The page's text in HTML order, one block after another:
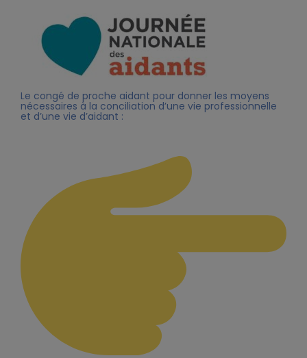
Le congé de proche aidant pour donner les moyens
nécessaires à la conciliation d’une vie professionnelle
et d’une vie d’aidant :